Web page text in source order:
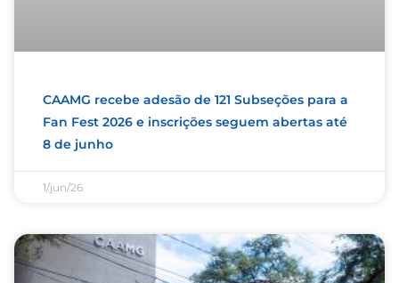
CAAMG recebe adesão de 121 Subseções para a
Fan Fest 2026 e inscrições seguem abertas até
8 de junho
1/jun/26